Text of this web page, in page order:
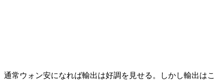
通常ウォン安になれば輸出は好調を見せる。しかし輸出はこ